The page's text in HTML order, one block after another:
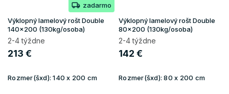
zadarmo
Výklopný lamelový rošt Double
140x200 (130kg/osoba)
2-4 týždne
213 €
Rozmer(šxd):140 x 200 cm
Výklopný lamelový rošt Double
80x200 (130kg/osoba)
2-4 týždne
142 €
Rozmer(šxd):80 x 200 cm